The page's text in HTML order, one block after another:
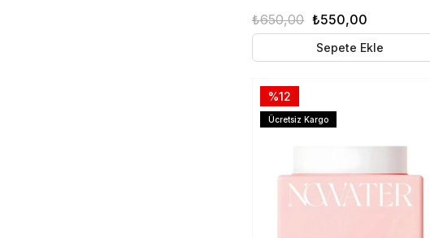
30ml
₺550,00
₺650,00
Sepete Ekle
%12
Ücretsiz Kargo